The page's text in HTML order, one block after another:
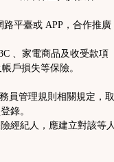
平臺或 APP，合作推廣
、家電商品及收受款項
損失等保險。
員管理規則相關規定，
錄。
經紀人，應建立對該等